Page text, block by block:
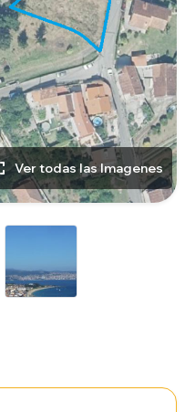
Ver todas las Imagenes